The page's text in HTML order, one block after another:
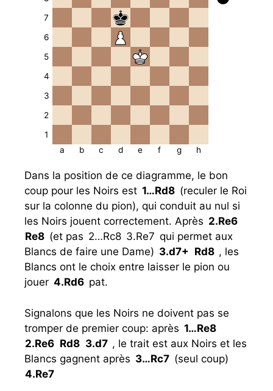
7
6
5
4
3
2
1
a
b c d e f g h
Dans la position de ce diagramme, le bon
coup pour les Noirs est 1…Rd8 (reculer le Roi
sur la colonne du pion), qui conduit au nul si
les Noirs jouent correctement. Après 2.Re6
Re8
et pas 2…Rc8 3.Re7 qui permet aux
Blancs de faire une Dame
3.d7+ Rd8 , les
Blancs ont le choix entre laisser le pion ou
jouer 4.Rd6 pat.
Signalons que les Noirs ne doivent pas se
tromper de premier coup: après 1…Re8
2.Re6 Rd8 3.d7 , le trait est aux Noirs et les
Blancs gagnent après 3…Rc7 (seul coup)
4.Re7